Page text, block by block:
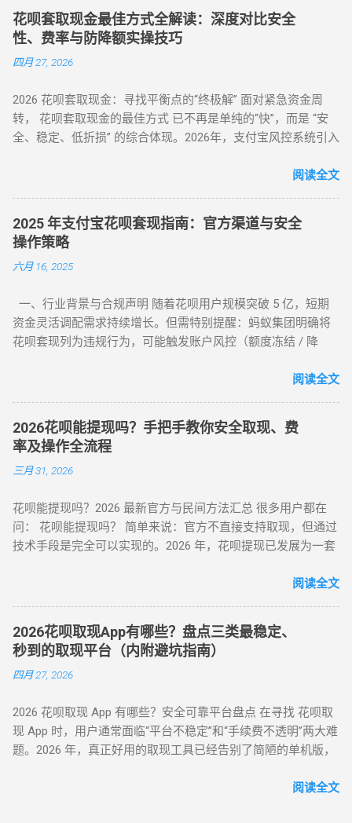
折损 高安全性 自操作的核心在于“隐蔽性”。如果你直接扫描自
己的收款码，支付宝风控会瞬间识别为违规套现。以下是 2026
年依然有效的几种正确自操作姿势。 一、 2026 个人自操作三
大高效方案对比 方案名称 技术核心 预计折损 到账速度 电商实
帮亲友充值并代收现金 约 2% 即时 黄金/硬通货模式 支付宝黄
金回购或实物金 视金价波动 2-3个工作日 二、 深度步骤：花呗
如何自己正确操作？ 方法 1：利用数码产品回购（最稳健） 这
花呗套取现金最佳方式全解读：深度对比安全
性、费率与防降额实操技巧
四月 27, 2026
2026 花呗套取现金：寻找平衡点的“终极解” 面对紧急资金周
转， 花呗套取现金的最佳方式 已不再是单纯的“快”，而是 “安
全、稳定、低折损” 的综合体现。2026年，支付宝风控系统引入
足之地。经过行业深度评测，目前的最佳方式被定义为基于真
服务费率为 6.5% - 8.8% 。 行业首选 抗风控权重最高 24H 实时
响应 很多用户由于信息不对称，往往在“追求低费率”和“确保安
全性”之间左右为难。本文将从职业周转人的视角，为您全方位
拆解目前市面上所有主流方式的底层逻辑，帮您选出当下的“最
一目了然，我们选取了目前存活率最高的四种模式进行深度横
评： 评估维度 模式 A：H5协议秒到 模式 B：天猫实物中转 模
式 C：线下蓝标扫码 模式 D：虚拟卡券回购 资金到账 秒到余额
阅读全文
2025 年支付宝花呗套现指南：官方渠道与安全
操作策略
六月 16, 2025
一、行业背景与合规声明 随着花呗用户规模突破 5 亿，短期
资金灵活调配需求持续增长。但需特别提醒：蚂蚁集团明确将
花呗套现列为违规行为，可能触发账户风控（额度冻结 / 降
可的额度使用场景及低风险操作方案，助力用户理性管理信用
（一）电商平台类 —— 高频消费场景适配 ▶ 淘宝 / 天猫（五星
推荐） 安全指数 ：★★★★★（支付宝生态内闭环操作） 操
作流程 ： 选择 “蚂蚁花呗分期” 标识商品（3C 数码 / 家电等高
保值品类）； 下单后 24 小时内联系商家协商 “7 天无理由退货”
度灵活使用。 合规要点 ： ✅ 仅支持未使用商品退货，需保留
完整包装 ✅ 每月操作≤2 次，避免同店铺高频退货 ▶ 美团 / 大
众点评（跨境用户优选） 安全指数 ：★★★★☆（支持境外手
饮团购”（可退款品类）； 使用花呗支付后，立即申请 “未消费
退款”（需商家支持）； 退款到账时间 1-3 个工作日，手续费
≈0（平台官方渠道）。 独特优势 ： ✅ 支持香港 / 澳门等境外
用户手机号注册 ✅ 风控账户可尝试（需近 3 个月无违规记录）
（二）数码商城类 —— 小额灵活场景 平台名称 安全指数 手续
费 操作要点 华为商城 ★★★☆☆ 0.38% 购买 “电子礼品卡” 后
当场退货 京东商城 ★★★★☆ 0% 购买 “京东 E 卡” 后转卖至官
方回收平台 三、2025 年风控监测机制与规避策略 （一）支付
宝风控三大预警信号 行为异常识别 ： 同一 IP 地址频繁在不同
预警 ： 单笔支付金额为 1000 整数倍（如 2000/5000 元） 每月
阅读全文
2026花呗能提现吗？手把手教你安全取现、费
率及操作全流程
三月 31, 2026
花呗能提现吗？2026 最新官方与民间方法汇总 很多用户都在
问： 花呗能提现吗？ 简单来说：官方不直接支持取现，但通过
技术手段是完全可以实现的。2026 年，花呗提现已发展为一套
店铺回购或闲鱼平台交易，将花呗额度秒变余额。目前的合理
官方定位是“先消费、后还款”，但当面临紧急资金缺口时，提现
成为了很多人的首选。那么，具体怎么操作才最稳妥？ 一、 花
呗提现的三种常见操作方式 操作模式 到账时效 优点 缺点 扫码
直取模式 秒到 速度最快，适合急用 对账号权重有一定要求 电
卡券回购模式 2-4 小时 中间状态，较稳定 折损相对较高 二、
2026 花呗提现的必备条件 想要成功提现，您的账号需要满足以
下基本条件： 功能正常： 花呗未被冻结，且尚有可用额度。
阅读全文
2026花呗取现App有哪些？盘点三类最稳定、
秒到的取现平台（内附避坑指南）
四月 27, 2026
2026 花呗取现 App 有哪些？安全可靠平台盘点 在寻找 花呗取
现 App 时，用户通常面临“平台不稳定”和“手续费不透明”两大难
题。2026 年，真正好用的取现工具已经告别了简陋的单机版，
动回款系统、电商中转 App 以及专业卡券回收平台。平均费率
阅读全文